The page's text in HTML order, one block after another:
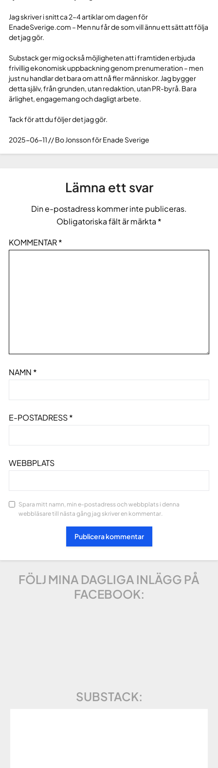
Jag skriver i snitt ca 2–4 artiklar om dagen för
EnadeSverige.com – Men nu får de som vill ännu ett sätt att följa
det jag gör.
Substack ger mig också möjligheten att i framtiden erbjuda
frivillig ekonomisk uppbackning genom prenumeration – men
just nu handlar det bara om att nå fler människor. Jag bygger
detta själv, från grunden, utan redaktion, utan PR-byrå. Bara
ärlighet, engagemang och dagligt arbete.
Tack för att du följer det jag gör.
2025-06-11 // Bo Jonsson för Enade Sverige
Lämna ett svar
Din e-postadress kommer inte publiceras.
Obligatoriska fält är märkta *
KOMMENTAR*
NAMN *
E-POSTADRESS*
WEBBPLATS
Spara mitt namn, min e-postadress och webbplats i denna
webbläsare till nästa gång jag skriver en kommentar.
FÖLJ MINA DAGLIGA INLÄGG PÅ
FACEBOOK:
SUBSTACK: